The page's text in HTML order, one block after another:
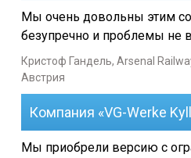
Задать вопрос
Снимки экрана
Уроки
Отзывы
Мы очень довольны этим
безупречно и проблемы не
Кристоф Гандель, Arsenal
Австрия
Компания «VG-Werke
Мы приобрели версию с